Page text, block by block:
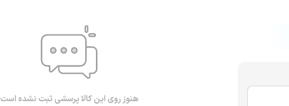
هنوز روی این کالا پرسشی ثبت نشده است